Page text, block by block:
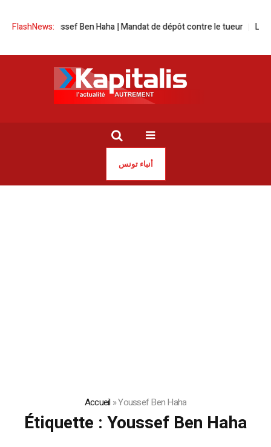
FlashNews:
de Youssef Ben Haha | Mandat de dépôt contre le tueur La
أنباء تونس
Accueil »Youssef Ben Haha
Étiquette : Youssef Ben Haha